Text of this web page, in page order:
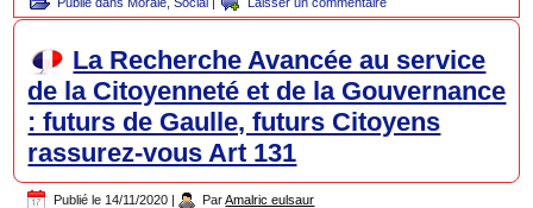
La Recherche Avancée au service
de la Citoyenneté et de la Gouvernance
: futurs de Gaulle, futurs Citoyens
rassurez-vous Art 131
Publié le 14/11/2020 | Par Amalric eulsaur